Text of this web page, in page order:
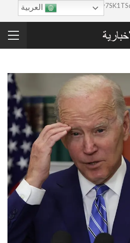
google-site-
العربية